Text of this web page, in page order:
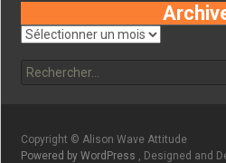
Archives
Copyright © Alison Wave Attitude
Powered by WordPress
, Designed and